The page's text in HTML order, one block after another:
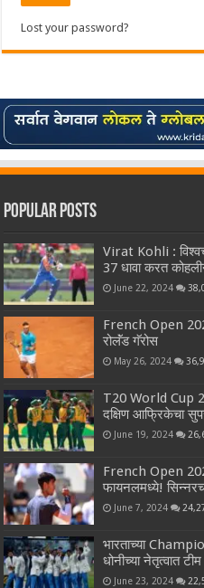
Lost your password?
Popular Posts
Virat Kohli :
37 धावा करत
June 22, 2024
French Open
रोलॅंड गॅरोस
May 26, 2024
T20 World Cup
दक्षिण आफ्रिकेचा
June 19, 2024
French Open
फायनलमध्ये!
June 7, 2024
भारताच्या
धोनीच्या नेतृत्वात
June 23, 2024